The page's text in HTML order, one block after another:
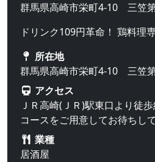
群馬県高崎市栄町4-10 三笠
ドリンク109円革命！ 鶏料理
所在地
群馬県高崎市栄町4-10 三笠
アクセス
ＪＲ高崎(ＪＲ)駅東口より徒
コースをご用意してお待ちし
業種
居酒屋